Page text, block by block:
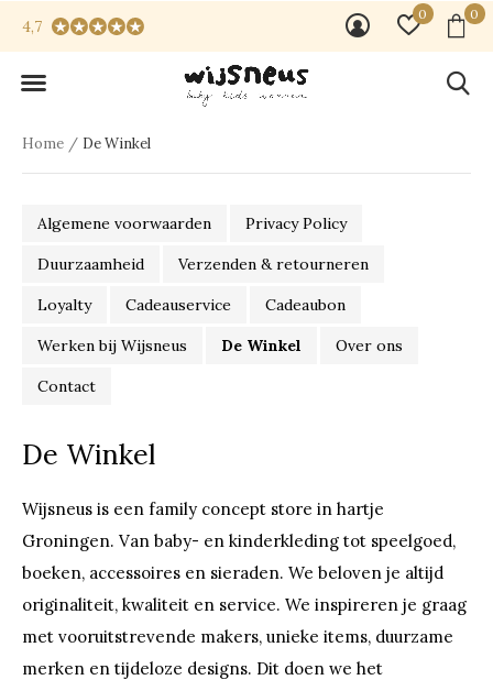
0 0
4,7
Home De Winkel
Algemene voorwaarden Privacy Policy
Duurzaamheid Verzenden & retourneren
Loyalty Cadeauservice Cadeaubon
Werken bij Wijsneus De Winkel Over ons
Contact
De Winkel
Wijsneus is een family concept store in hartje
Groningen. Van baby- en kinderkleding tot speelgoed,
boeken, accessoires en sieraden. We beloven je altijd
originaliteit, kwaliteit en service. We inspireren je graag
met vooruitstrevende makers, unieke items, duurzame
merken en tijdeloze designs. Dit doen we het